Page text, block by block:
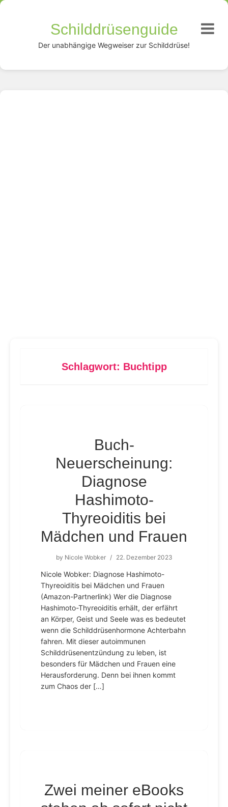
Schilddrüsenguide
Der unabhängige Wegweiser zur Schilddrüse!
Schlagwort: Buchtipp
Buch-
Neuerscheinung:
Diagnose
Hashimoto-
Thyreoiditis bei
Mädchen und Frauen
by Nicole Wobker / 22. Dezember 2023
Nicole Wobker: Diagnose Hashimoto-
Thyreoiditis bei Mädchen und Frauen
(Amazon-Partnerlink) Wer die Diagnose
Hashimoto-Thyreoiditis erhält, der erfährt
an Körper, Geist und Seele was es bedeutet
wenn die Schilddrüsenhormone Achterbahn
fahren. Mit dieser autoimmunen
Schilddrüsenentzündung zu leben, ist
besonders für Mädchen und Frauen eine
Herausforderung. Denn bei ihnen kommt
zum Chaos der […]
Zwei meiner eBooks